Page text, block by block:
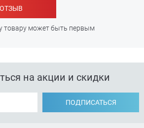
товару может быть первым
на акции и скидки
ПОДПИСАТЬСЯ